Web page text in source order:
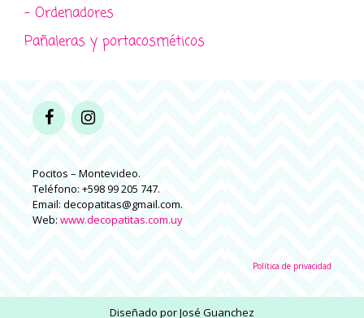
- Ordenadores
Pañaleras y portacosméticos
Pocitos – Montevideo.
Teléfono: +598 99 205 747.
Email: decopatitas@gmail.com.
Web: www.decopatitas.com.uy
Política de privacidad
Diseñado porJosé Guanchez